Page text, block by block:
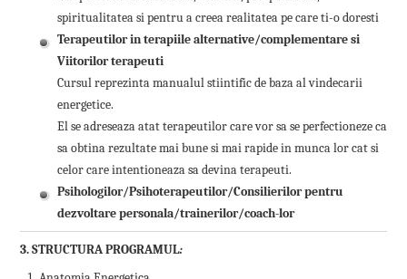
spiritualitatea si pentru a creea realitatea pe care ti-o doresti
Terapeutilor in terapiile alternative/complementare si
Viitorilor terapeuti
Cursul reprezinta manualul stiintific de baza al vindecarii
energetice.
El se adreseaza atat terapeutilor care vor sa se perfectioneze ca
sa obtina rezultate mai bune si mai rapide in munca lor cat si
celor care intentioneaza sa devina terapeuti.
Psihologilor/Psihoterapeutilor/Consilierilor pentru
dezvoltare personala/trainerilor/coach-lor
3. STRUCTURA PROGRAMUL: